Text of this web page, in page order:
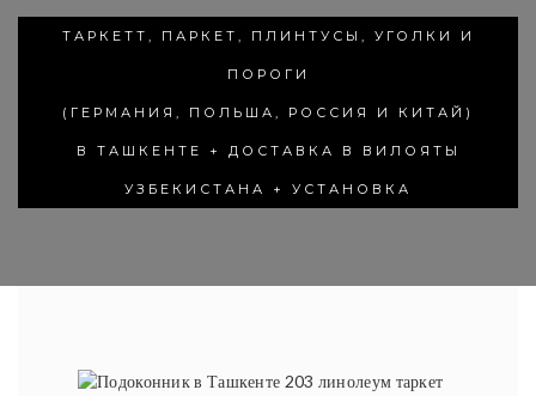
ТАРКЕТТ, ПАРКЕТ, ПЛИНТУСЫ, УГОЛКИ И
ПОРОГИ
(ГЕРМАНИЯ, ПОЛЬША, РОССИЯ И КИТАЙ)
В ТАШКЕНТЕ + ДОСТАВКА В ВИЛОЯТЫ
УЗБЕКИСТАНА + УСТАНОВКА